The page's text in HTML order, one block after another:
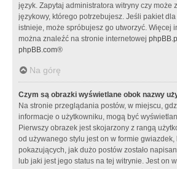
język. Zapytaj administratora witryny czy może
językowy, którego potrzebujesz. Jeśli pakiet
istnieje, może spróbujesz go utworzyć. Więcej
można znaleźć na stronie internetowej phpBB.pl
phpBB.com®
Na górę
Czym są obrazki wyświetlane obok nazwy
Na stronie przeglądania postów, w miejscu,
informacje o użytkowniku, mogą być
Pierwszy obrazek jest skojarzony z rangą
od używanego stylu jest on w formie
pokazujących, jak dużo postów zostało
lub jaki jest jego status na tej witrynie. Jest on